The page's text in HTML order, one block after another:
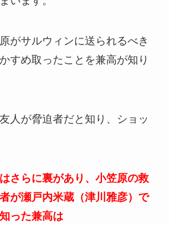
がサルウィンに送られるべき
すめ取ったことを兼高が知り
人が脅迫者だと知り、ショッ
さらに裏があり、小笠原の救
が瀬戸内米蔵（津川雅彦）で
った兼高は